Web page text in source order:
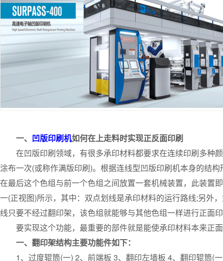
一、 凹版印刷机如何在上走料时实现正反面印刷
在凹版印刷领域，有很多承印材料都要求在连续印刷多种
涂布一次(或称作满版印刷)。根据连线型凹版印刷机本身的结
在最后这个色组与前一个色组之间放置一套机械装置，此装置
一(正视图)所示，其中：双点划线是承印材料的运行路线;另外
线只要不经过翻印架，该色组就能够与其他色组一样进行正面
要实现这个功能，最重要的部件就是能使承印材料本来正
一、翻印架结构主要功能件如下：
1、过度辊筒(一) 2、前端板 3、翻印左墙板 4、翻印辊筒(